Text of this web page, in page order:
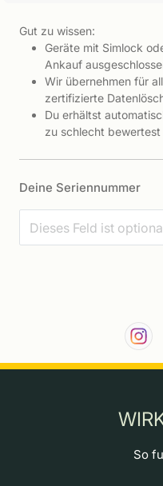
Gut zu wissen:
Geräte mit Simlock
Ankauf
Wir übernehmen für
zertifizierte
Du erhältst
zu schlecht bewertest
Deine Seriennummer
So